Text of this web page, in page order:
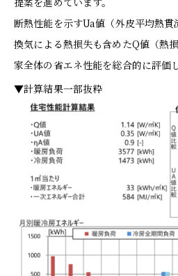
断熱性能を示すUa値（外皮平均熱貫
換気による熱損失も含めたQ値（熱
家全体の省エネ性能を総合的に評価
▼計算結果一部抜粋